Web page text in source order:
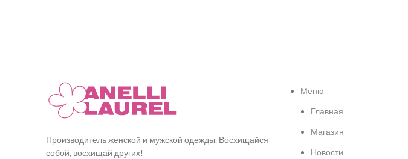
Производитель женской и мужской одежды. Восхищайся
собой, восхищай других!
Меню
Главная
Магазин
Новости